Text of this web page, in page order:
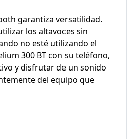
garantiza versatilidad.
los altavoces sin
no esté utilizando el
300 BT con su teléfono,
y disfrutar de un sonido
del equipo que